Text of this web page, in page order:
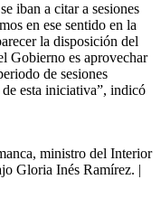
iban a citar a sesiones
en ese sentido en la
la disposición del
Gobierno es aprovechar
de sesiones
esta iniciativa”, indicó
ministro del Interior
Gloria Inés Ramírez. |